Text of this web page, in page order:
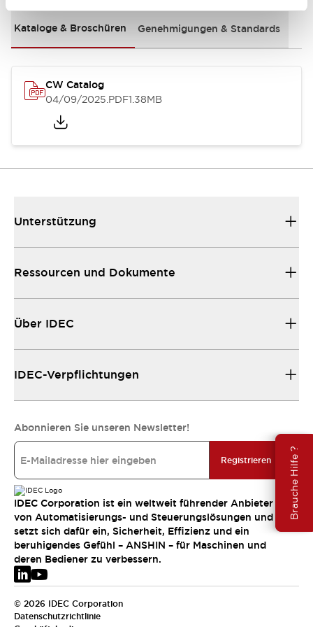
Brauche Hilfe ?
Kataloge & Broschüren Genehmigungen & Standards
CW Catalog
04/09/2025.PDF1.38MB
Unterstützung
Ressourcen und Dokumente
Über IDEC
IDEC-Verpflichtungen
Abonnieren Sie unseren Newsletter!
Registrieren
IDEC Corporation ist ein weltweit führender Anbieter
von Automatisierungs- und Steuerungslösungen und
setzt sich dafür ein, Sicherheit, Effizienz und ein
beruhigendes Gefühl – ANSHIN – für Maschinen und
deren Bediener zu verbessern.
© 2026 IDEC Corporation
Datenschutzrichtlinie